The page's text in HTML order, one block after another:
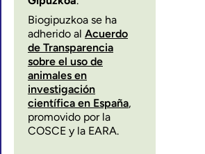
Biogipuzkoa se ha
adherido al Acuerdo
de Transparencia
sobre el uso de
animales en
investigación
científica en España,
promovido por la
COSCE y la EARA.